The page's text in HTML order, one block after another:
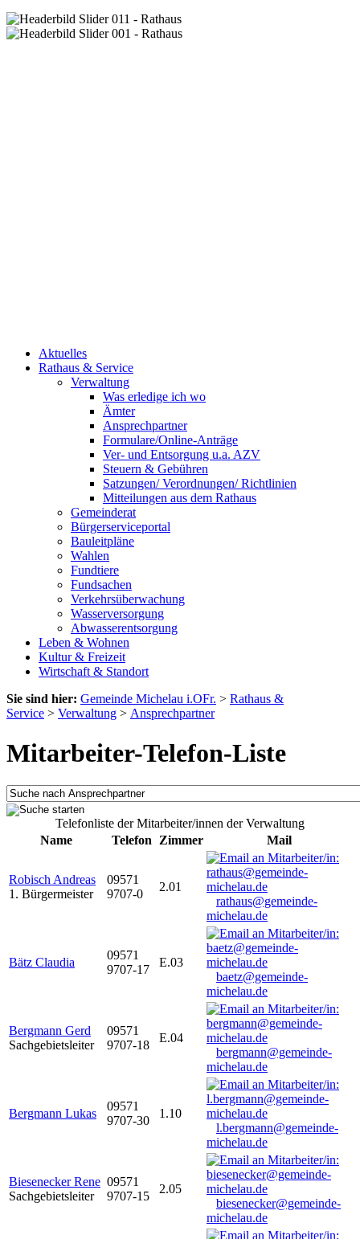
Aktuelles
Rathaus & Service
Verwaltung
Was erledige ich wo
Ämter
Ansprechpartner
Formulare/Online-Anträge
Ver- und Entsorgung u.a. AZV
Steuern & Gebühren
Satzungen/ Verordnungen/ Richtlinien
Mitteilungen aus dem Rathaus
Gemeinderat
Bürgerserviceportal
Bauleitpläne
Wahlen
Fundtiere
Fundsachen
Verkehrsüberwachung
Wasserversorgung
Abwasserentsorgung
Leben & Wohnen
Kultur & Freizeit
Wirtschaft & Standort
Sie sind hier: Gemeinde Michelau i.OFr. > Rathaus &
Service > Verwaltung > Ansprechpartner
Mitarbeiter-Telefon-Liste
Telefonliste der Mitarbeiter/innen der Verwaltung
Name
Telefon Zimmer Mail
Robisch Andreas
1. Bürgermeister
09571
9707-0
2.01
rathaus@gemeinde-
michelau.de
Bätz Claudia
09571
9707-17
E.03
baetz@gemeinde-
michelau.de
Bergmann Gerd
Sachgebietsleiter
09571
9707-18
E.04
bergmann@gemeinde-
michelau.de
Bergmann Lukas
09571
9707-30
1.10
l.bergmann@gemeinde-
michelau.de
Biesenecker Rene
Sachgebietsleiter
09571
9707-15
2.05
biesenecker@gemeinde-
michelau.de